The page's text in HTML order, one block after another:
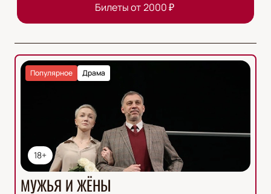
Билеты от 2000₽
18+
Драма
Популярное
МУЖЬЯ И ЖЁНЫ